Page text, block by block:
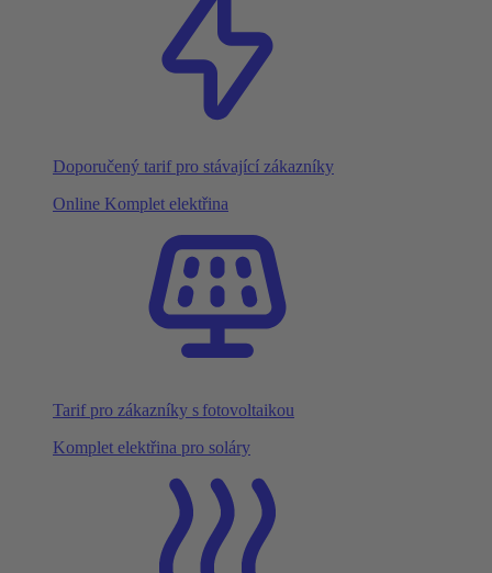
Doporučený tarif pro stávající zákazníky
Online Komplet elektřina
Tarif pro zákazníky s fotovoltaikou
Komplet elektřina pro soláry